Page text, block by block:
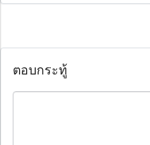
ตอบกระทู้